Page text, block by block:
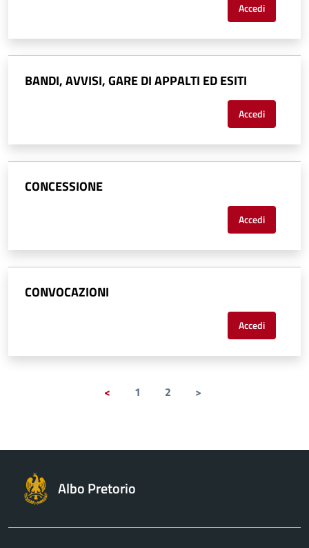
Accedi
BANDI, AVVISI, GARE DI APPALTI ED ESITI
Accedi
CONCESSIONE
Accedi
CONVOCAZIONI
Accedi
< 1 2 >
Albo Pretorio